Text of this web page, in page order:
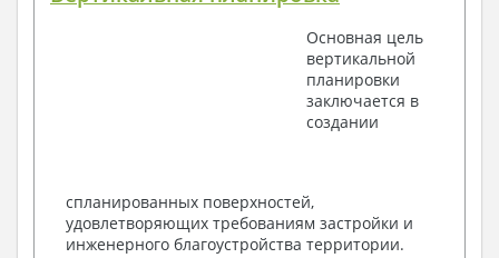
Основная цель
вертикальной
планировки
заключается в
создании
спланированных поверхностей,
удовлетворяющих требованиям застройки и
инженерного благоустройства территории.